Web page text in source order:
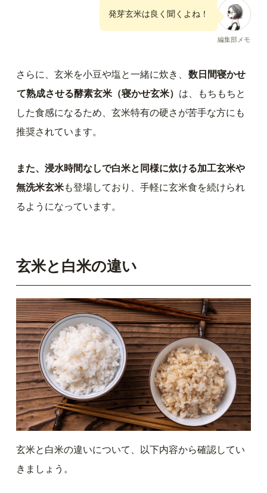
編集部メモ
発芽玄米は良く聞くよね！
さらに、玄米を小豆や塩と一緒に炊き、 数日間寝かせ
て熟成させる酵素玄米（寝かせ玄米） は、もちもちと
した食感になるため、玄米特有の硬さが苦手な方にも
推奨されています。
また、浸水時間なしで白米と同様に炊ける加工玄米や
無洗米玄米も登場しており、手軽に玄米食を続けられ
るようになっています。
玄米と白米の違い
玄米と白米の違いについて、以下内容から確認してい
きましょう。